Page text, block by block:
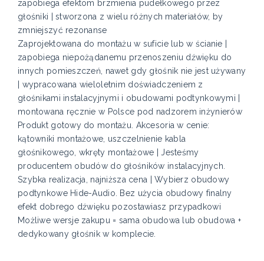
zapobiega efektom brzmienia pudełkowego przez
głośniki | stworzona z wielu różnych materiałów, by
zmniejszyć rezonanse
Zaprojektowana do montażu w suficie lub w ścianie |
zapobiega niepożądanemu przenoszeniu dźwięku do
innych pomieszczeń, nawet gdy głośnik nie jest używany
| wypracowana wieloletnim doświadczeniem z
głośnikami instalacyjnymi i obudowami podtynkowymi |
montowana ręcznie w Polsce pod nadzorem inżynierów
Produkt gotowy do montażu. Akcesoria w cenie:
kątowniki montażowe, uszczelnienie kabla
głośnikowego, wkręty montażowe | Jesteśmy
producentem obudów do głośników instalacyjnych.
Szybka realizacja, najniższa cena | Wybierz obudowy
podtynkowe Hide-Audio. Bez użycia obudowy finalny
efekt dobrego dźwięku pozostawiasz przypadkowi
Możliwe wersje zakupu = sama obudowa lub obudowa +
dedykowany głośnik w komplecie.